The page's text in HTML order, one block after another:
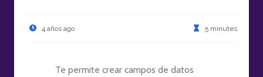
4 años ago 5 minutes
Te permite crear campos de datos